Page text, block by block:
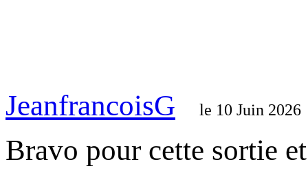
JeanfrancoisG le 10 Juin 2026
Bravo pour cette sortie